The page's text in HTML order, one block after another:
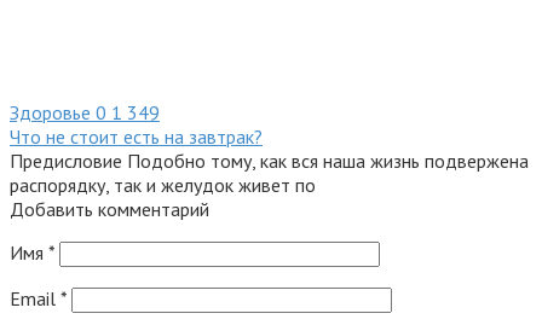
Здоровье 0 1 349
Что не стоит есть на завтрак?
Предисловие Подобно тому, как вся наша жизнь подвержена
распорядку, так и желудок живет по
Добавить комментарий
Имя *
Email *